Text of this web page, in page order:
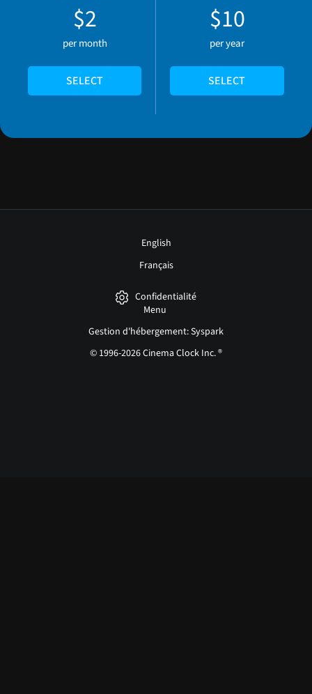
$2
per month
SELECT
$10
per year
SELECT
English
Français
Confidentialité
Menu
Gestion d'hébergement: Syspark
© 1996-2026 Cinema Clock Inc. ®